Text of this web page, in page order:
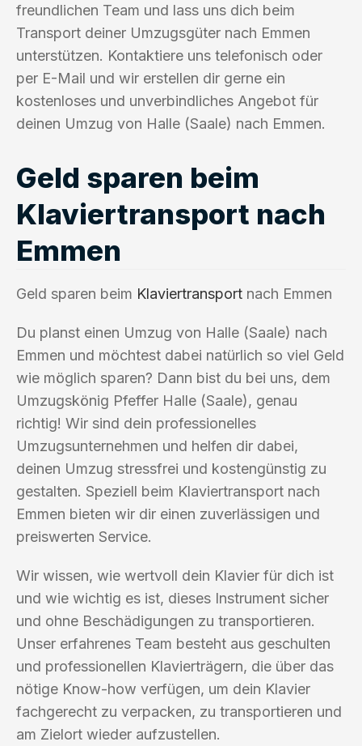
freundlichen Team und lass uns dich beim
Transport deiner Umzugsgüter nach Emmen
unterstützen. Kontaktiere uns telefonisch oder
per E-Mail und wir erstellen dir gerne ein
kostenloses und unverbindliches Angebot für
deinen Umzug von Halle (Saale) nach Emmen.
Geld sparen beim
Klaviertransport nach
Emmen
Geld sparen beim Klaviertransport nach Emmen
Du planst einen Umzug von Halle (Saale) nach
Emmen und möchtest dabei natürlich so viel Geld
wie möglich sparen? Dann bist du bei uns, dem
Umzugskönig Pfeffer Halle (Saale), genau
richtig! Wir sind dein professionelles
Umzugsunternehmen und helfen dir dabei,
deinen Umzug stressfrei und kostengünstig zu
gestalten. Speziell beim Klaviertransport nach
Emmen bieten wir dir einen zuverlässigen und
preiswerten Service.
Wir wissen, wie wertvoll dein Klavier für dich ist
und wie wichtig es ist, dieses Instrument sicher
und ohne Beschädigungen zu transportieren.
Unser erfahrenes Team besteht aus geschulten
und professionellen Klavierträgern, die über das
nötige Know-how verfügen, um dein Klavier
fachgerecht zu verpacken, zu transportieren und
am Zielort wieder aufzustellen.